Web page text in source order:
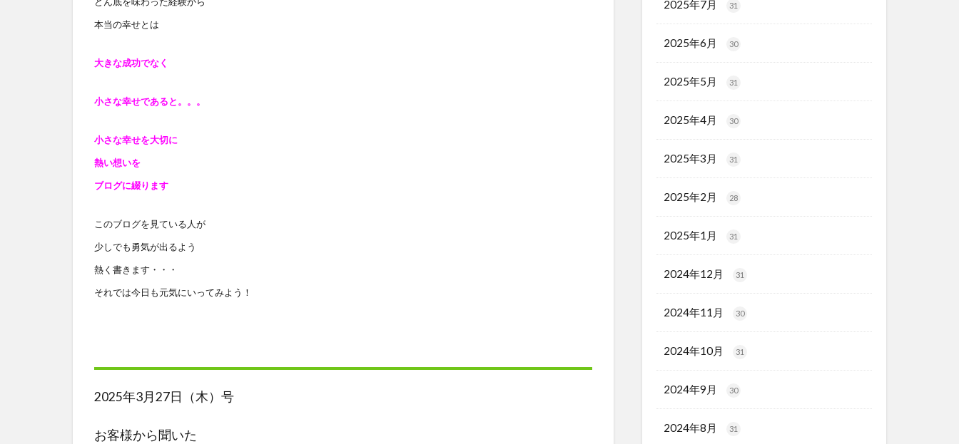
本当の幸せとは
大きな成功でなく
小さな幸せであると。。。
小さな幸せを大切に
熱い想いを
ブログに綴ります
このブログを見ている人が
少しでも勇気が出るよう
熱く書きます・・・
それでは今日も元気にいってみよう！
2025年3月27日（木）号
お客様から聞いた
2025年7月 31
2025年6月 30
2025年5月 31
2025年4月 30
2025年3月 31
2025年2月 28
2025年1月 31
2024年12月 31
2024年11月 30
2024年10月 31
2024年9月 30
2024年8月 31